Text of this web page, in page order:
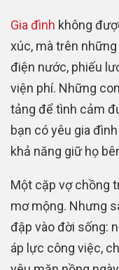
Gia đình không
xúc, mà trên
điện nước, phiếu
viện phí. Những
tảng để tình cảm
bạn có yêu gia
khả năng giữ họ
Một cặp vợ chồng
mơ mộng. Nhưng
đập vào đời sống:
áp lực công việc,